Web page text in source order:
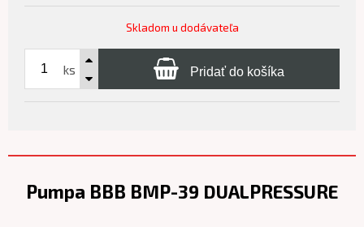
Skladom u dodávateľa
ks Pridať do košíka
Pumpa BBB BMP-39 DUALPRESSURE